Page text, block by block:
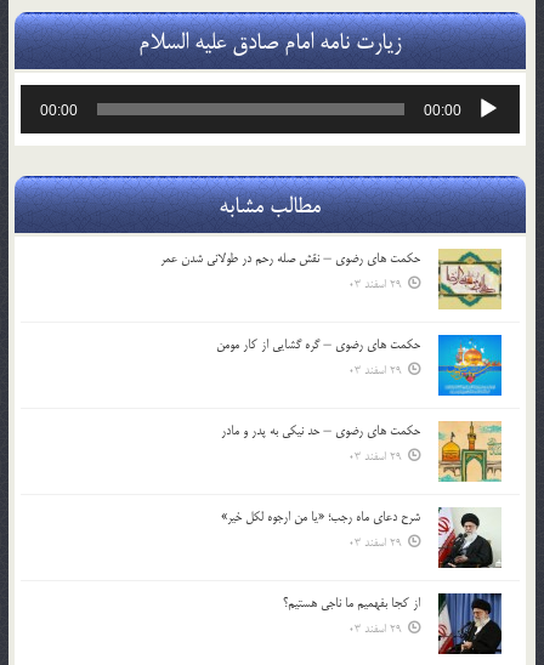
زیارت نامه امام صادق علیه السلام
پخش‌کننده
00:00
00:00
مطالب مشابه
حکمت های رضوی – نقش صله رحم در طولانی شدن عمر
29 اسفند 03
حکمت های رضوی – گره گشایی از کار مومن
29 اسفند 03
حکمت های رضوی – حد نیکی به پدر و مادر
29 اسفند 03
شرح دعای ماه رجب؛ «یا من ارجوه لکل خیر»
29 اسفند 03
از كجا بفهميم ما ناجی هستیم؟
29 اسفند 03